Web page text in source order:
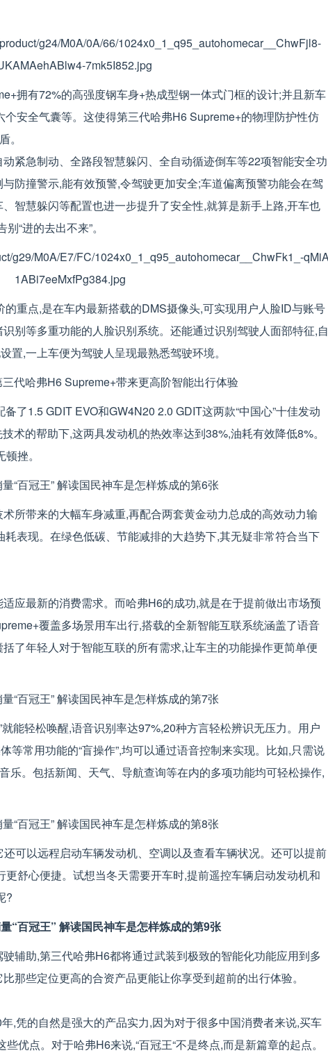
拥有72%的高强度钢车身+热成型钢一体式门框的设计;并且新车
安全气囊等。这使得第三代哈弗H6 Supreme+的物理防护性仿
。
紧急制动、全路段智慧躲闪、全自动循迹倒车等22项智能安全功
防撞警示,能有效预警,令驾驶更加安全;车道偏离预警功能会在驾
智慧躲闪等配置也进一步提升了安全性,就算是新手上路,开车也
“进的去出不来”。
重点,是在车内最新搭载的DMS摄像头,可实现用户人脸ID与账号
别等多重功能的人脸识别系统。还能通过识别驾驶人面部特征,自
,一上车便为驾驶人呈现最熟悉驾驶环境。
了1.5 GDIT EVO和GW4N20 2.0 GDIT这两款“中国心”十佳发动
术的帮助下,这两具发动机的热效率达到38%,油耗有效降低8%。
挫。
所带来的大幅车身减重,再配合两套黄金动力总成的高效动力输
表现。在绿色低碳、节能减排的大趋势下,其无疑非常符合当下
应最新的消费需求。而哈弗H6的成功,就是在于提前做出市场预
覆盖多场景用车出行,搭载的全新智能互联系统涵盖了语音
了年轻人对于智能互联的所有需求,让车主的功能操作更简单便
能轻松唤醒,语音识别率达97%,20种方言轻松辨识无压力。用户
等常用功能的“盲操作”,均可以通过语音控制来实现。比如,只需说
乐。包括新闻、天气、导航查询等在内的多项功能均可轻松操作,
可以远程启动车辆发动机、空调以及查看车辆状况。还可以提前
舒心便捷。试想当冬天需要开车时,提前遥控车辆启动发动机和
?
辅助,第三代哈弗H6都将通过武装到极致的智能化功能应用到多
那些定位更高的合资产品更能让你享受到超前的出行体验。
,凭的自然是强大的产品实力,因为对于很多中国消费者来说,买车
优点。对于哈弗H6来说,“百冠王“不是终点,而是新篇章的起点。